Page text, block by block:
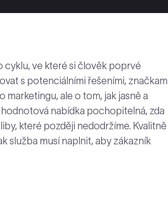
cyklu, ve které si člověk poprvé
s potenciálními řešeními,
marketingu, ale o tom, jak jasně a
nabídka pochopitelná, zda
které později nedodržíme. Kvalitně
služba musí naplnit, aby zákazník